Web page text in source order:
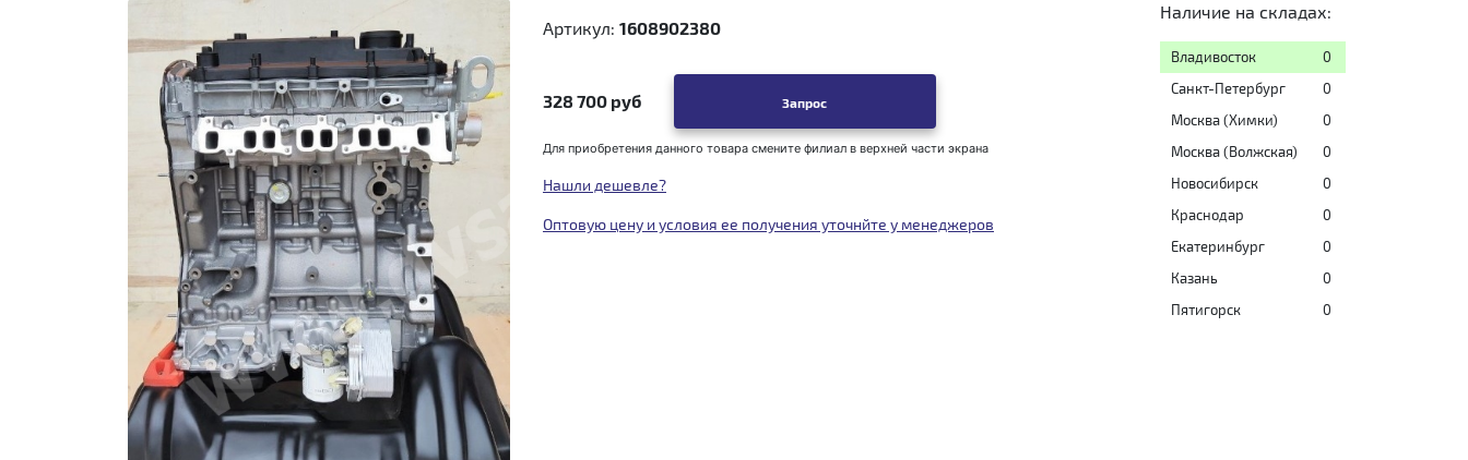
Артикул: 1608902380
328 700 руб Запрос
Для приобретения данного товара смените филиал в верхней части экрана
Нашли дешевле?
Оптовую цену и условия ее получения уточнйте у менеджеров
Наличие на складах:
Владивосток
0
Санкт-Петербург
0
Москва (Химки)
0
Москва (Волжская)
0
Новосибирск
0
Краснодар
0
Екатеринбург
0
Казань
0
Пятигорск
0